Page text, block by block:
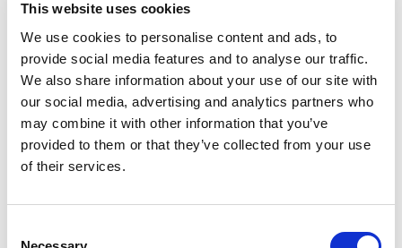
This website uses cookies
We use cookies to personalise content and ads, to
provide social media features and to analyse our traffic.
We also share information about your use of our site with
our social media, advertising and analytics partners who
may combine it with other information that you’ve
provided to them or that they’ve collected from your use
of their services.
外轴